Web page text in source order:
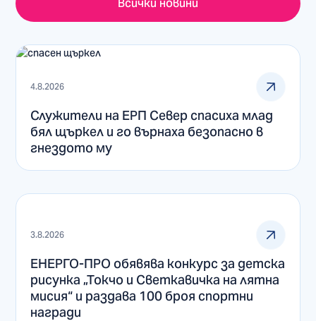
Всички новини
4.8.2026
Служители на ЕРП Север спасиха млад
бял щъркел и го върнаха безопасно в
гнездото му
3.8.2026
ЕНЕРГО-ПРО обявява конкурс за детска
рисунка „Токчо и Светкавичка на лятна
мисия“ и раздава 100 броя спортни
награди